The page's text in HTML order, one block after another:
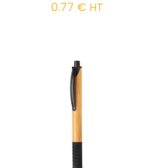
0.77 € HT